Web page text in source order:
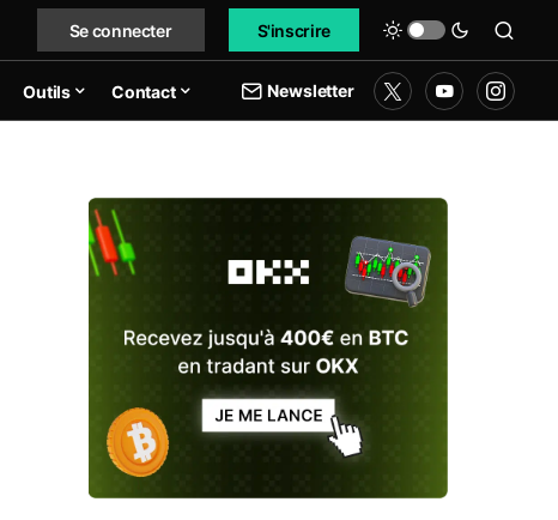
Se connecter S'inscrire
Outils Contact Newsletter